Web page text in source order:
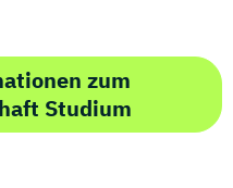
Informatik
Management
zum
Studium